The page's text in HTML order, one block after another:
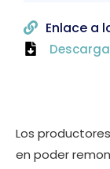
Los
en poder
Enlace a